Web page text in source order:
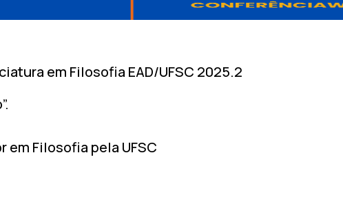
em Filosofia EAD/UFSC 2025.2
em Filosofia pela UFSC